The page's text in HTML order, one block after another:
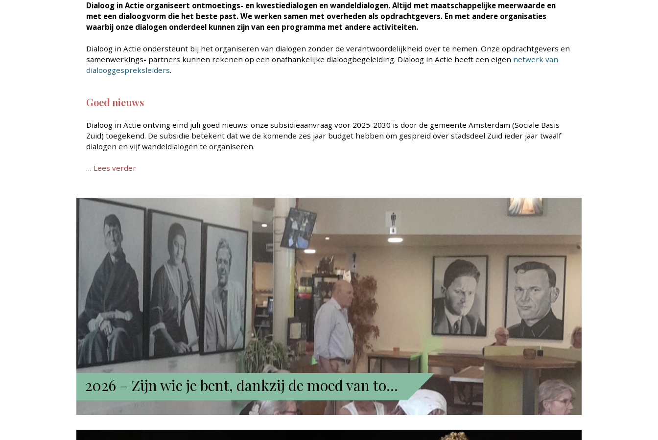
Dialoog in Actie organiseert ontmoetings- en kwestiedialogen en wandeldialogen. Altijd met maatschappelijke meerwaarde en
met een dialoogvorm die het beste past. We werken samen met overheden als opdrachtgevers. En met andere organisaties
waarbij onze dialogen onderdeel kunnen zijn van een programma met andere activiteiten.
Dialoog in Actie ondersteunt bij het organiseren van dialogen zonder de verantwoordelijkheid over te nemen. Onze opdrachtgevers en
samenwerkings- partners kunnen rekenen op een onafhankelijke dialoogbegeleiding. Dialoog in Actie heeft een eigen netwerk van
dialooggespreksleiders.
Goed nieuws
Dialoog in Actie ontving eind juli goed nieuws: onze subsidieaanvraag voor 2025-2030 is door de gemeente Amsterdam (Sociale Basis
Zuid) toegekend. De subsidie betekent dat we de komende zes jaar budget hebben om gespreid over stadsdeel Zuid ieder jaar twaalf
dialogen en vijf wandeldialogen te organiseren.
… Lees verder
2026 – Zijn wie je bent, dankzij de moed van to…